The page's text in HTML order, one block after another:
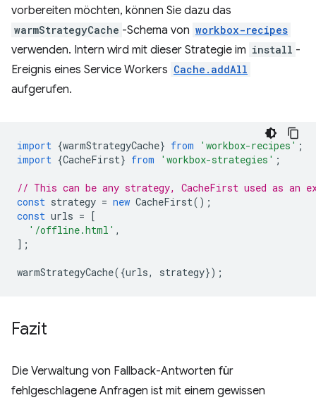
vorbereiten möchten, können Sie dazu das
warmStrategyCache -Schema von workbox-recipes
verwenden. Intern wird mit dieser Strategie im install -
Ereignis eines Service Workers Cache.addAll
aufgerufen.
import {warmStrategyCache} from 'workbox-recipes' ;
import {CacheFirst} from 'workbox-strategies' ;
// This can be any strategy, CacheFirst used as an
const strategy = new CacheFirst();
const urls = [
'/offline.html' ,
];
warmStrategyCache({urls, strategy});
Fazit
Die Verwaltung von Fallback-Antworten für
fehlgeschlagene Anfragen ist mit einem gewissen